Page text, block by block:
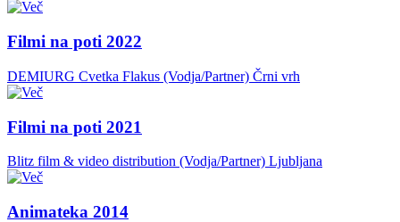
Filmi na poti 2022
DEMIURG Cvetka Flakus (Vodja/Partner) Črni vrh
Filmi na poti 2021
Blitz film & video distribution (Vodja/Partner) Ljubljana
Animateka 2014